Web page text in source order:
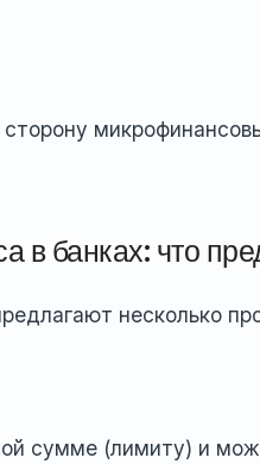
в банках: что
несколько
сумме (лимиту) и